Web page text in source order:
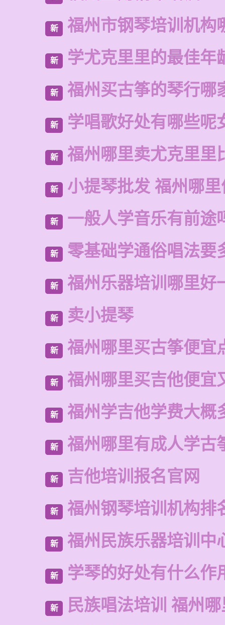
新 福州市钢琴培训机构
新 学尤克里里的最佳年
新 福州买古筝的琴行哪
新 学唱歌好处有哪些呢
新 福州哪里卖尤克里里
新 小提琴批发 福州哪
新 一般人学音乐有前途
新 零基础学通俗唱法要
新 福州乐器培训哪里好
新 卖小提琴
新 福州哪里买古筝便宜
新 福州哪里买吉他便宜
新 福州学吉他学费大概
新 福州哪里有成人学古
新 吉他培训报名官网
新 福州钢琴培训机构排
新 福州民族乐器培训中
新 学琴的好处有什么作
新 民族唱法培训 福州